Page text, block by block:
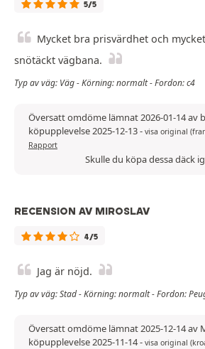
5/5
Mycket bra prisvärdhet och
snötäckt vägbana.
Typ av väg: Väg - Körning: normalt - Fordon: c4
Översatt omdöme lämnat 2026-01-14 av
köpupplevelse 2025-12-13- visa original
Rapport
Skulle du köpa dessa däck
RECENSION AV MIROSLAV
4/5
Jag är nöjd.
Typ av väg: Stad - Körning: normalt - Fordon:
Översatt omdöme lämnat 2025-12-14 av
köpupplevelse 2025-11-14- visa original